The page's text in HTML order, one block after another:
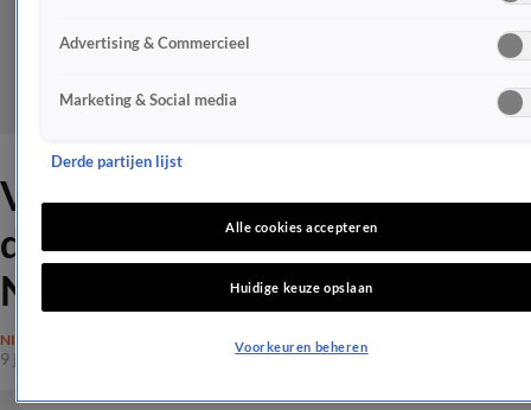
Verdrietig nieuws rondom
droombruiloft zoon Rob de
Nijs
NIEUWS
9 juni 2024, 20:45
Advertising & Commercieel
Marketing & Social media
Derde partijen lijst
Alle cookies accepteren
Huidige keuze opslaan
Voorkeuren beheren